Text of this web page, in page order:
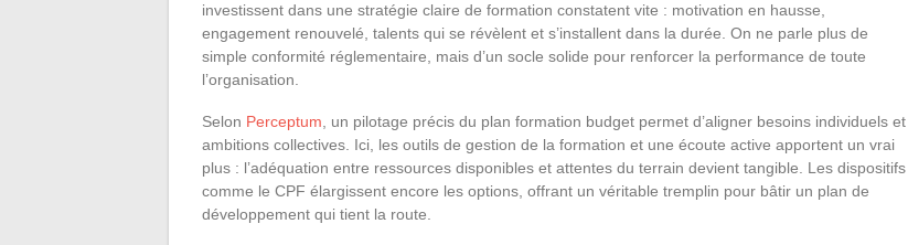
investissent dans une stratégie claire de formation constatent vite : motivation en hausse,
engagement renouvelé, talents qui se révèlent et s’installent dans la durée. On ne parle plus de
simple conformité réglementaire, mais d’un socle solide pour renforcer la performance de toute
l’organisation.
Selon Perceptum , un pilotage précis du plan formation budget permet d’aligner besoins individuels et
ambitions collectives. Ici, les outils de gestion de la formation et une écoute active apportent un vrai
plus : l’adéquation entre ressources disponibles et attentes du terrain devient tangible. Les dispositifs
comme le CPF élargissent encore les options, offrant un véritable tremplin pour bâtir un plan de
développement qui tient la route.